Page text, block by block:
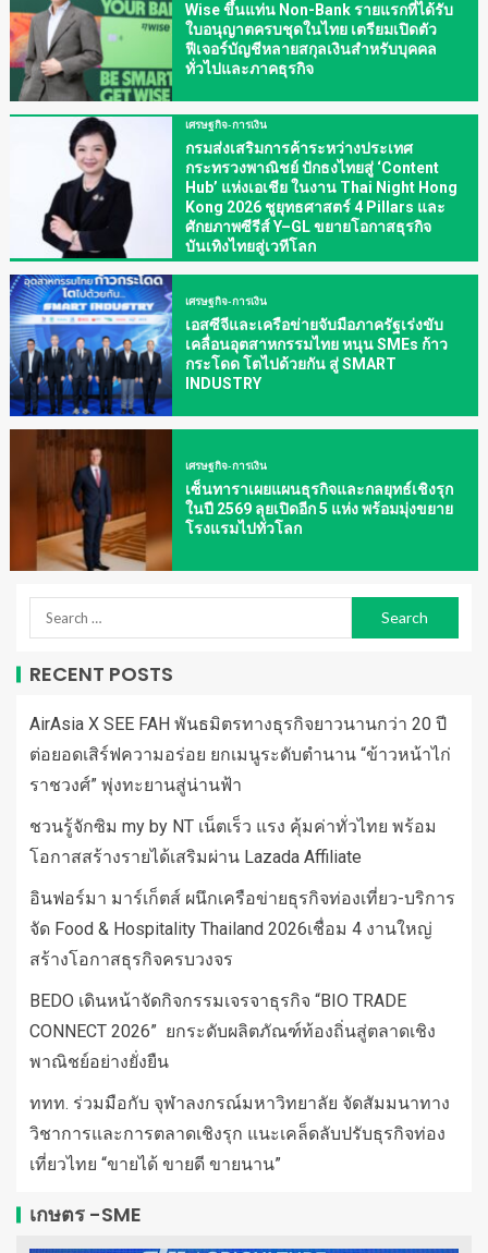
Wise ขึ้นแท่น Non-Bank รายแรกที่ได้รับ
ใบอนุญาตครบชุดในไทย เตรียมเปิดตัว
ฟีเจอร์บัญชีหลายสกุลเงินสำหรับบุคคล
ทั่วไปและภาคธุรกิจ
เศรษฐกิจ-การเงิน
กรมส่งเสริมการค้าระหว่างประเทศ
กระทรวงพาณิชย์ ปักธงไทยสู่ ‘Content
Hub’ แห่งเอเชีย ในงาน Thai Night Hong
Kong 2026 ชูยุทธศาสตร์ 4 Pillars และ
ศักยภาพซีรีส์ Y–GL ขยายโอกาสธุรกิจ
บันเทิงไทยสู่เวทีโลก
เศรษฐกิจ-การเงิน
เอสซีจีและเครือข่ายจับมือภาครัฐเร่งขับ
เคลื่อนอุตสาหกรรมไทย หนุน SMEs ก้าว
กระโดด โตไปด้วยกัน สู่ SMART
INDUSTRY
เศรษฐกิจ-การเงิน
เซ็นทาราเผยแผนธุรกิจและกลยุทธ์เชิงรุก
ในปี 2569 ลุยเปิดอีก 5 แห่ง พร้อมมุ่งขยาย
โรงแรมไปทั่วโลก
RECENT POSTS
AirAsia X SEE FAH พันธมิตรทางธุรกิจยาวนานกว่า 20 ปี
ต่อยอดเสิร์ฟความอร่อย ยกเมนูระดับตำนาน “ข้าวหน้าไก่
ราชวงศ์” พุ่งทะยานสู่น่านฟ้า
ชวนรู้จักซิม my by NT เน็ตเร็ว แรง คุ้มค่าทั่วไทย พร้อม
โอกาสสร้างรายได้เสริมผ่าน Lazada Affiliate
อินฟอร์มา มาร์เก็ตส์ ผนึกเครือข่ายธุรกิจท่องเที่ยว-บริการ
จัด Food & Hospitality Thailand 2026เชื่อม 4 งานใหญ่
สร้างโอกาสธุรกิจครบวงจร
BEDO เดินหน้าจัดกิจกรรมเจรจาธุรกิจ “BIO TRADE
CONNECT 2026” ยกระดับผลิตภัณฑ์ท้องถิ่นสู่ตลาดเชิง
พาณิชย์อย่างยั่งยืน
ททท. ร่วมมือกับ จุฬาลงกรณ์มหาวิทยาลัย จัดสัมมนาทาง
วิชาการและการตลาดเชิงรุก แนะเคล็ดลับปรับธุรกิจท่อง
เที่ยวไทย “ขายได้ ขายดี ขายนาน”
เกษตร -SME